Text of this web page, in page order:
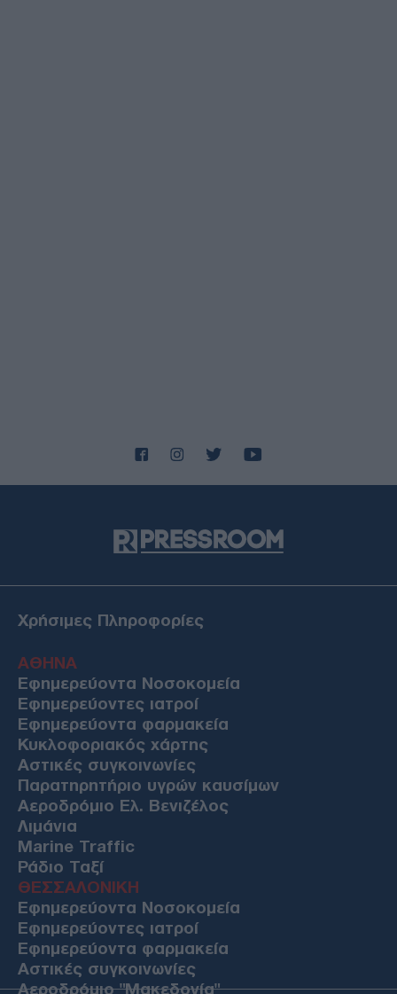
Χρήσιμες Πληροφορίες
ΑΘΗΝΑ
Εφημερεύοντα Νοσοκομεία
Εφημερεύοντες ιατροί
Εφημερεύοντα φαρμακεία
Κυκλοφοριακός χάρτης
Αστικές συγκοινωνίες
Παρατηρητήριο υγρών καυσίμων
Αεροδρόμιο Ελ. Βενιζέλος
Λιμάνια
Marine Traffic
Ράδιο Ταξί
ΘΕΣΣΑΛΟΝΙΚΗ
Εφημερεύοντα Νοσοκομεία
Εφημερεύοντες ιατροί
Εφημερεύοντα φαρμακεία
Αστικές συγκοινωνίες
Αεροδρόμιο "Μακεδονία"